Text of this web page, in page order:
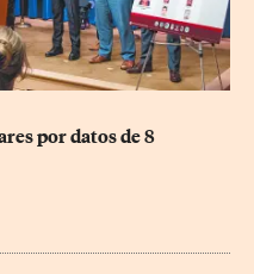
por datos de 8